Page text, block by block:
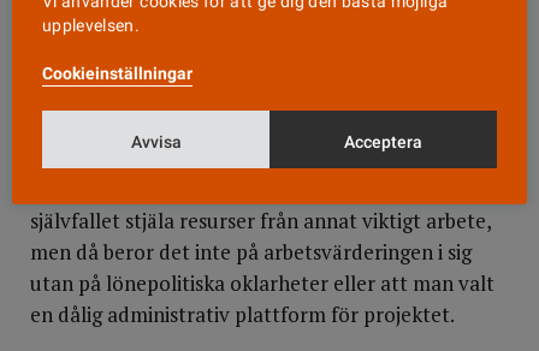
lönesättningen. Finns det risk för att
arbetsvärdering blir ett arbetsgivarinstrument
som styr lönesättningen?
en arbetsgivare drar igång ett stort projekt som
självfallet stjäla resurser från annat viktigt arbete,
men då beror det inte på arbetsvärderingen i sig
utan på lönepolitiska oklarheter eller att man valt
en dålig administrativ plattform för projektet.
upplevelsen.
Cookieinställningar
Avvisa Acceptera